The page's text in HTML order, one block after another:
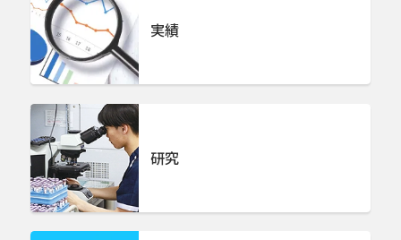
麻酔科
画像診断科
放射線治療センター
病理診断科
実績
研究